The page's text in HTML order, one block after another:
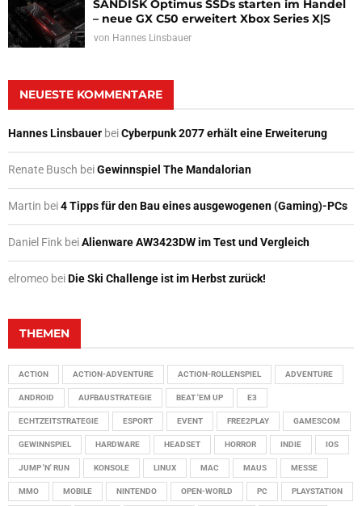
SANDISK Optimus SSDs starten im Handel
– neue GX C50 erweitert Xbox Series X|S
von Hannes Linsbauer
NEUESTE KOMMENTARE
Hannes Linsbauer beiCyberpunk 2077 erhält eine Erweiterung
Renate Busch beiGewinnspiel The Mandalorian
Martin bei4 Tipps für den Bau eines ausgewogenen (Gaming)-PCs
Daniel Fink beiAlienware AW3423DW im Test und Vergleich
elromeo beiDie Ski Challenge ist im Herbst zurück!
THEMEN
ACTION ACTION-ADVENTURE ACTION-ROLLENSPIEL ADVENTURE
ANDROID AUFBAUSTRATEGIE BEAT 'EM UP E3
ECHTZEITSTRATEGIE ESPORT EVENT FREE2PLAY GAMESCOM
GEWINNSPIEL HARDWARE HEADSET HORROR INDIE IOS
JUMP 'N' RUN KONSOLE LINUX MAC MAUS MESSE
MMO MOBILE NINTENDO OPEN-WORLD PC PLAYSTATION